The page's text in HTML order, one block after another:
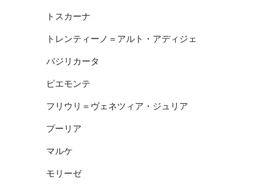
トスカーナ
トレンティーノ＝アルト・アディジェ
バジリカータ
ピエモンテ
フリウリ＝ヴェネツィア・ジュリア
プーリア
マルケ
モリーゼ